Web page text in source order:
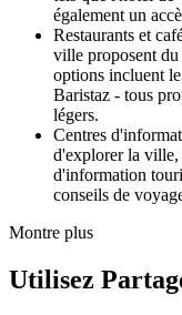
également un
Restaurants et
ville proposent
options incluent
Baristaz - tous
légers.
Centres
d'explorer la ville,
d'information
conseils de
Montre plus
Utilisez